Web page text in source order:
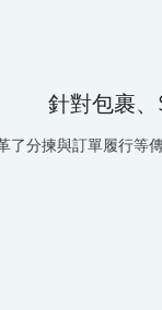
針對包裹
了分揀與訂單履行等